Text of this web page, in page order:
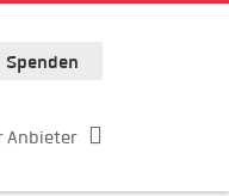
Spenden
Anbieter